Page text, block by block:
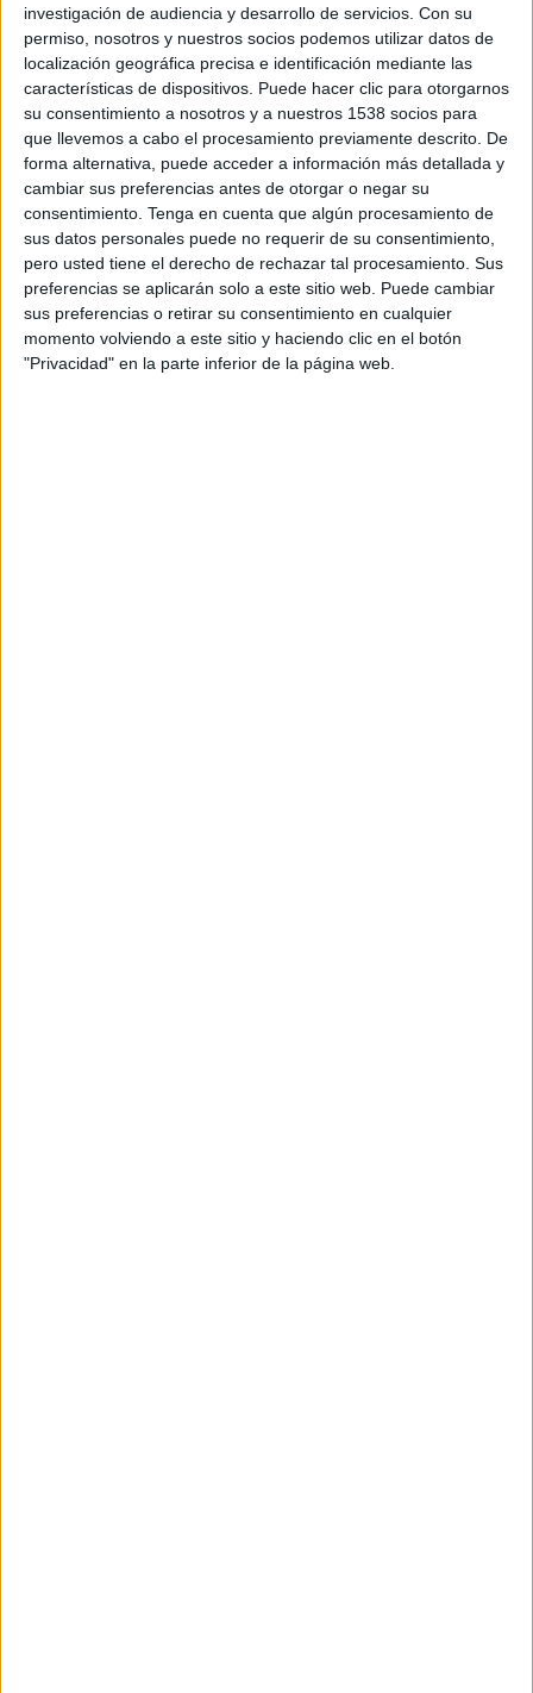
investigación de audiencia y desarrollo de servicios. Con su
permiso, nosotros y nuestros socios podemos utilizar datos de
localización geográfica precisa e identificación mediante las
características de dispositivos. Puede hacer clic para otorgarnos
su consentimiento a nosotros y a nuestros 1538 socios para
que llevemos a cabo el procesamiento previamente descrito. De
forma alternativa, puede acceder a información más detallada y
cambiar sus preferencias antes de otorgar o negar su
consentimiento. Tenga en cuenta que algún procesamiento de
sus datos personales puede no requerir de su consentimiento,
pero usted tiene el derecho de rechazar tal procesamiento. Sus
preferencias se aplicarán solo a este sitio web. Puede cambiar
sus preferencias o retirar su consentimiento en cualquier
momento volviendo a este sitio y haciendo clic en el botón
"Privacidad" en la parte inferior de la página web.
han acompanyat una cinquantena de passatgers
fins a l’estació deTordera.
Un cop recuperada la normalitat en la
circulació ferroviària,Protecció Civilha
desactivat la prealerta del plaFerrocat ,
activada arran de la incidència.
ImprimirEnvia
a
un
amic
PDF